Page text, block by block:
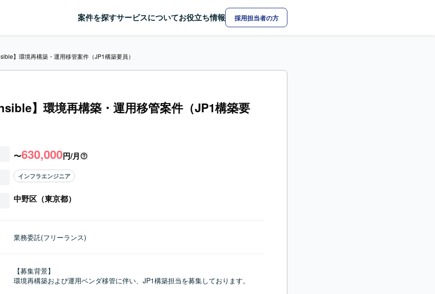
案件を探すサービスについてお役立ち情報 採用担当者の方
】環境再構築・運用移管案件（JP1構築要員）
】環境再構築・運用移管案件（JP1構築要
〜630,000円/月
インフラエンジニア
中野区（東京都）
業務委託(フリーランス)
【募集背景】
環境再構築および運用ベンダ移管に伴い、JP1構築担当を募集しております。